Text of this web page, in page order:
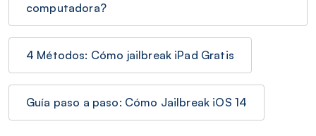
computadora?
4 Métodos: Cómo jailbreak iPad Gratis
Guía paso a paso: Cómo Jailbreak iOS 14